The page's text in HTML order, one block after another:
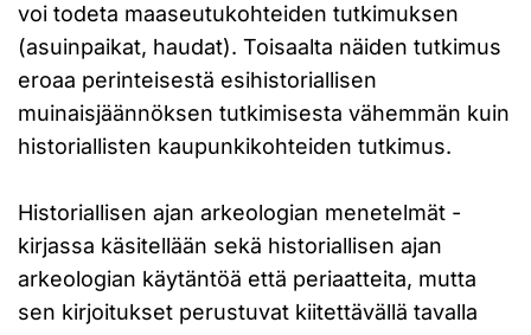
voi todeta maaseutukohteiden tutkimuksen
(asuinpaikat, haudat). Toisaalta näiden tutkimus
eroaa perinteisestä esihistoriallisen
muinaisjäännöksen tutkimisesta vähemmän kuin
historiallisten kaupunkikohteiden tutkimus.
Historiallisen ajan arkeologian menetelmät -
kirjassa käsitellään sekä historiallisen ajan
arkeologian käytäntöä että periaatteita, mutta
sen kirjoitukset perustuvat kiitettävällä tavalla